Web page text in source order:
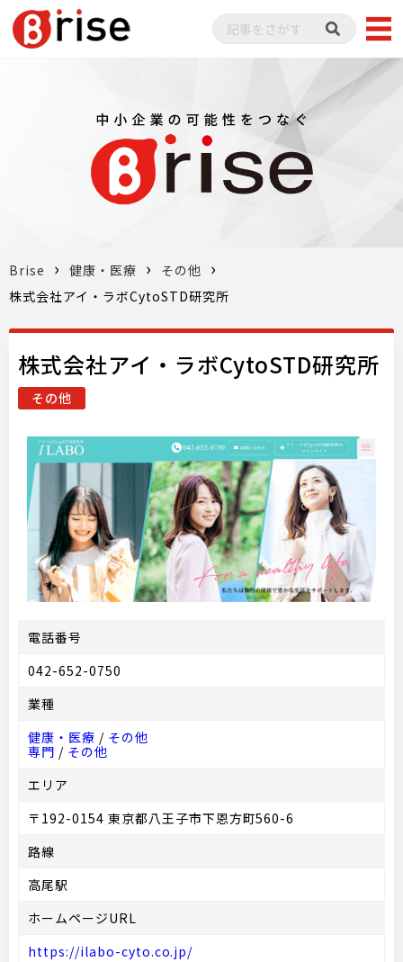
Brise 健康・医療
その他
株式会社アイ・ラボCytoSTD研究所
株式会社アイ・ラボCytoSTD研究所
その他
電話番号
042-652-0750
業種
健康・医療 / その他
専門 / その他
エリア
〒192-0154 東京都八王子市下恩方町560-6
路線
高尾駅
ホームページURL
https://ilabo-cyto.co.jp/